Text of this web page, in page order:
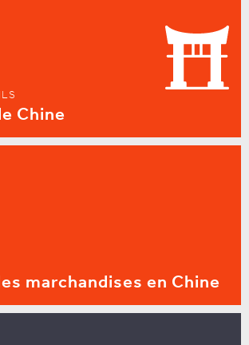
Chine
marchandises en Chine